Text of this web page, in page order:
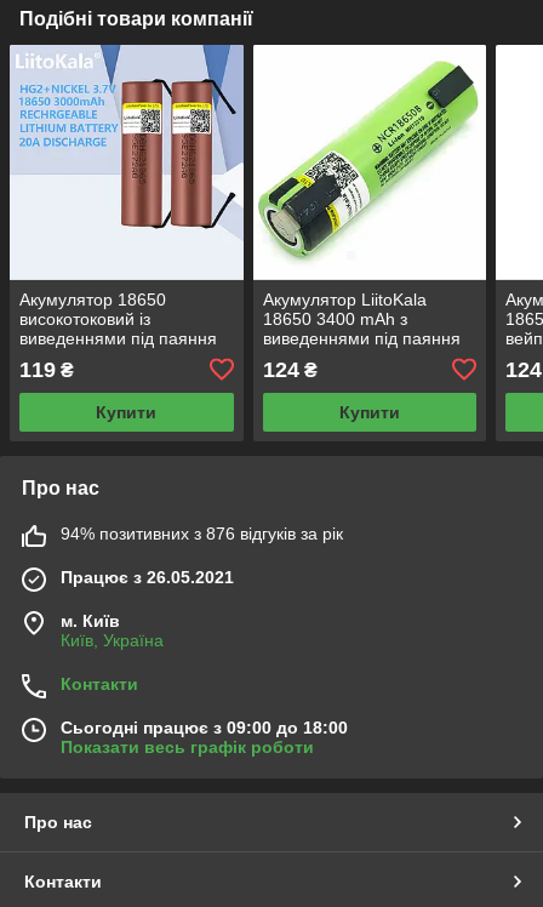
Подібні товари компанії
Акумулятор 18650
високотоковий із
виведеннями під паяння
4,2V 18650 HG2
119 ₴
Купити
Акумулятор LiitoKala
18650 3400 mAh з
виведеннями під паяння
NCR18650B Li-ion — літій
іонна акумуляторна
батарейка
124₴
Купити
124
Про нас
94% позитивних з 876 відгуків за рік
Працює з 26.05.2021
м. Київ
Київ, Україна
Контакти
Сьогодні працює з 09:00 до 18:00
Показати весь графік роботи
Про нас
Контакти